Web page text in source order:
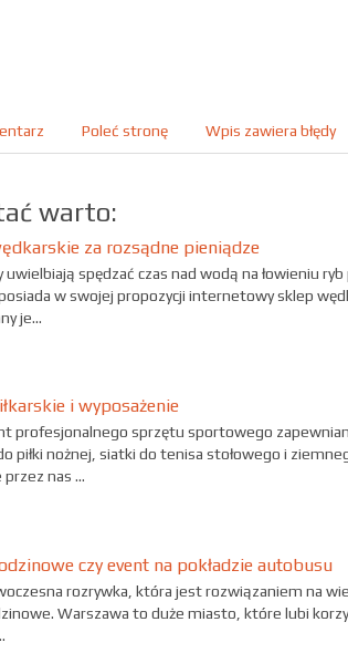
Poleć stronę Wpis zawiera błędy
warto:
za rozsądne pieniądze
uwielbiają spędzać czas nad wodą na łowieniu
w swojej propozycji internetowy sklep
je...
i wyposażenie
profesjonalnego sprzętu sportowego
piłki nożnej, siatki do tenisa stołowego i
nas ...
czy event na pokładzie autobusu
rozrywka, która jest rozwiązaniem na
Warszawa to duże miasto, które lubi